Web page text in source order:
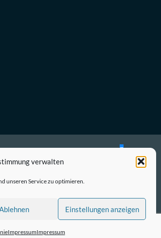
verwalten
unseren Service zu optimieren.
Ablehnen Einstellungen anzeigen
ImpressumImpressum
Bluesky
Mastodon
E-
Mail